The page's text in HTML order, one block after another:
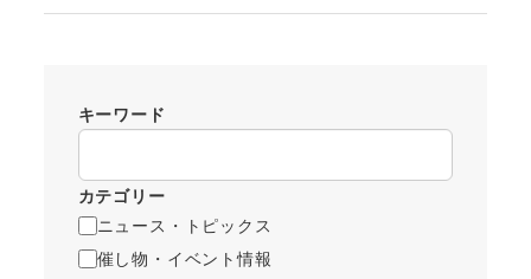
キーワード
カテゴリー
ニュース・トピックス
催し物・イベント情報